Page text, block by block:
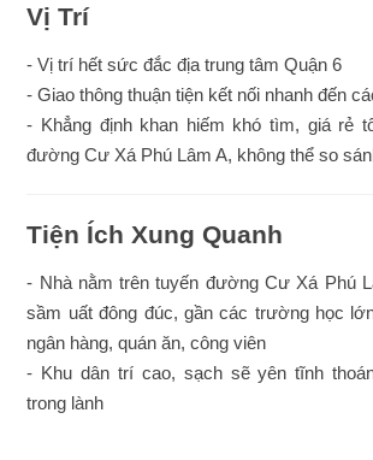
Vị Trí
- Vị trí hết sức đắc địa trung tâm Quận 6
- Giao thông thuận tiện kết nối nhanh đến
- Khẳng định khan hiếm khó tìm, giá rẻ
đường Cư Xá Phú Lâm A, không thể so
Tiện Ích Xung Quanh
- Nhà nằm trên tuyến đường Cư Xá Phú
sầm uất đông đúc, gần các trường học
ngân hàng, quán ăn, công viên
- Khu dân trí cao, sạch sẽ yên tĩnh
trong lành